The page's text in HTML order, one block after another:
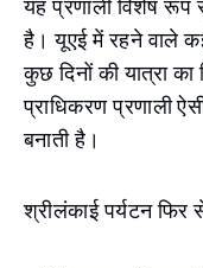
यह प्रणाली विशेष रूप
है। यूएई में रहने वाले
कुछ दिनों की यात्रा
प्राधिकरण प्रणाली
बनाती है।
श्रीलंकाई पर्यटन